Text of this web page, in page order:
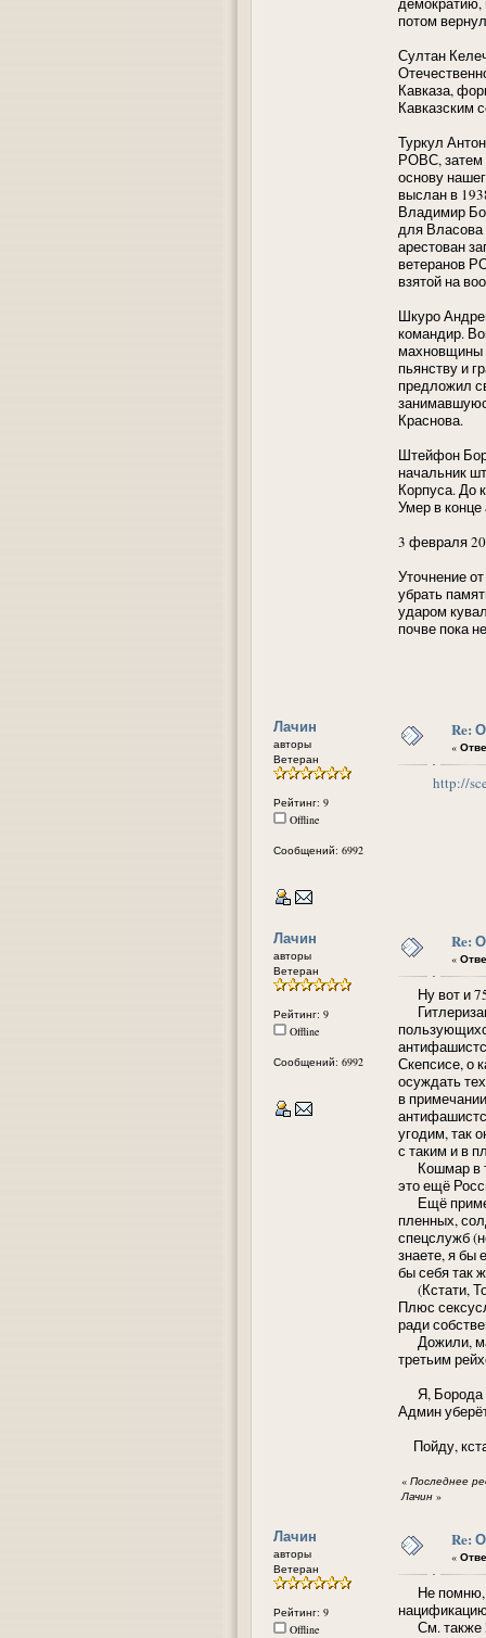
потом
Султан
Кавказа,
Кавказским
Туркул
РОВС, затем
основу
выслан в
Владимир
для Власова
арестован
ветеранов
взятой на
Шкуро
командир.
махновщины
пьянству и
предложил
Краснова.
Штейфон
начальник
Корпуса. До
Умер в конце
3 февраля
Уточнение
убрать
ударом
почве пока
Лачин
авторы
Ветеран
Рейтинг: 9
Offline
Сообщений: 6992
Re:
«
http://
Лачин
авторы
Ветеран
Рейтинг: 9
Offline
Сообщений: 6992
Re:
«
Ну вот и
Скепсисе, о
осуждать
в
угодим, так
с таким и в
Кошмар в
это ещё
Ещё
пленных,
спецслужб
знаете, я бы
бы себя так
(Кстати,
Плюс
ради
Дожили,
третьим
Я, Борода
Админ
Пойду,
« Последнее
Лачин »
Лачин
авторы
Ветеран
Рейтинг: 9
Offline
Re:
«
Не помню,
См. также